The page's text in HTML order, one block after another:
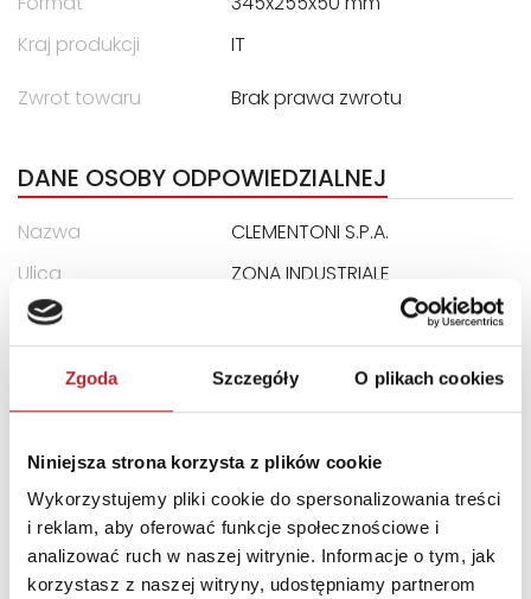
Zgoda Szczegóły O plikach cookies
Niniejsza strona korzysta z plików cookie
Wykorzystujemy pliki cookie do spersonalizowania treści
i reklam, aby oferować funkcje społecznościowe i
analizować ruch w naszej witrynie. Informacje o tym, jak
korzystasz z naszej witryny, udostępniamy partnerom
Kraj produkcji
IT
Zwrot towaru
Brak prawa zwrotu
DANE OSOBY ODPOWIEDZIALNEJ
Nazwa
CLEMENTONI S.P.A.
Ulica
ZONA INDUSTRIALE
Kod pocztowy
62019
Miasto
RECANATI LOCALITA
INNI KLIENCI KUPOWALI